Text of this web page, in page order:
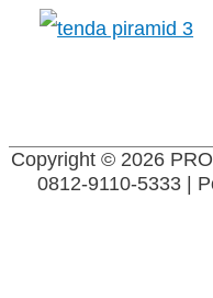
Copyright © 2026
0812-9110-5333|